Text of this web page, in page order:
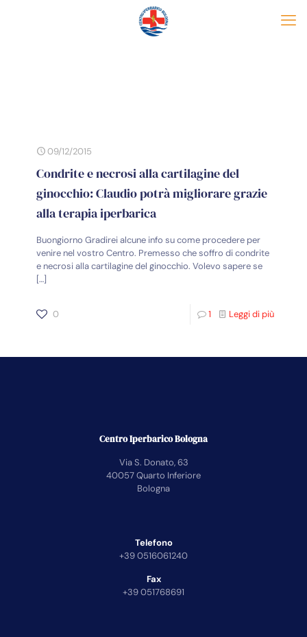
09/12/2015
Condrite e necrosi alla cartilagine del
ginocchio: Claudio potrà migliorare grazie
alla terapia iperbarica
Buongiorno Gradirei alcune info su come procedere per
venire nel vostro Centro. Premesso che soffro di condrite
e necrosi alla cartilagine del ginocchio. Volevo sapere se
[…]
0 1 Leggi di più
Centro Iperbarico Bologna
Via S. Donato, 63
40057 Quarto Inferiore
Bologna
Telefono
+39 0516061240
Fax
+39 051768691